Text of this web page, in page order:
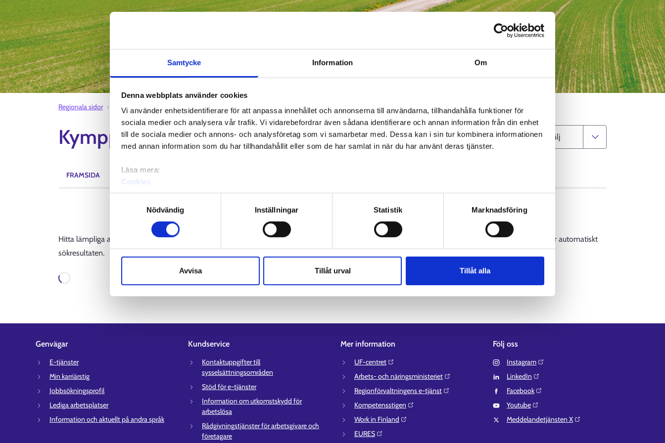
Samtycke Information Om
Denna webbplats använder cookies
Vi använder enhetsidentifierare för att anpassa innehållet och annonserna till användarna, tillhandahålla funktioner för
sociala medier och analysera vår trafik. Vi vidarebefordrar även sådana identifierare och annan information från din enhet
till de sociala medier och annons- och analysföretag som vi samarbetar med. Dessa kan i sin tur kombinera informationen
med annan information som du har tillhandahållit eller som de har samlat in när du har använt deras tjänster.
Läsa mera:
Cookies
Dataskydd och behandling av personuppgifter
Nödvändig
Inställningar Statistik Marknadsföring
Avvisa Tillåt urval Tillåt alla
Regionala sidor Kymppi sysselsättningsområde Alavus Utbildningar
Kymppi sysselsättningsområde: Alavus Byt kommun
FRAMSIDA AKTUELLT
Utbildningar
Hitta lämpliga arbetskraftsutbildningar för dig i Finland. Du kan samtidigt lägga till flera sökord i sökfältet. Tillägg av sökkriterier från menyn uppdaterar automatiskt
sökresultaten.
Laddar
Genvägar
E-tjänster
Min karriärstig
Jobbsökningsprofil
Lediga arbetsplatser
Information och aktuellt på andra språk
Kundservice
Kontaktuppgifter till
sysselsättningsområden
Stöd för e-tjänster
Information om utkomstskydd för
arbetslösa
Rådgivningstjänster för arbetsgivare och
företagare
Mer information
UF-centret⁠
Arbets- och näringsministeriet⁠
Regionförvaltningens e-tjänst⁠
Kompetensstigen⁠
Work in Finland⁠
EURES⁠
Följ oss
Instagram⁠
LinkedIn⁠
Facebook⁠
Youtube⁠
Meddelandetjänsten X⁠